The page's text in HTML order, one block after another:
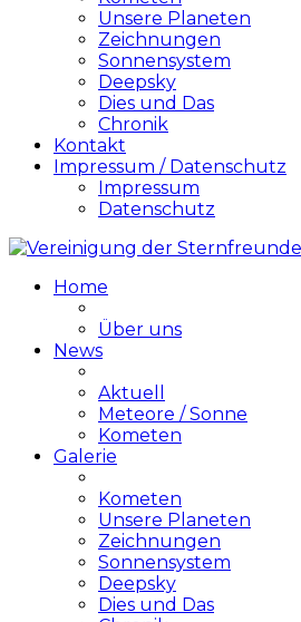
Unsere Planeten
Zeichnungen
Sonnensystem
Deepsky
Dies und Das
Chronik
Kontakt
Impressum / Datenschutz
Impressum
Datenschutz
Home
Über uns
News
Aktuell
Meteore / Sonne
Kometen
Galerie
Kometen
Unsere Planeten
Zeichnungen
Sonnensystem
Deepsky
Dies und Das